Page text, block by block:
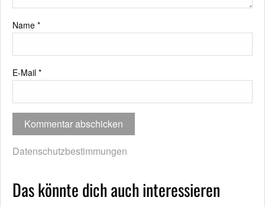
Name *
E-Mail *
Datenschutzbestimmungen
Das könnte dich auch interessieren